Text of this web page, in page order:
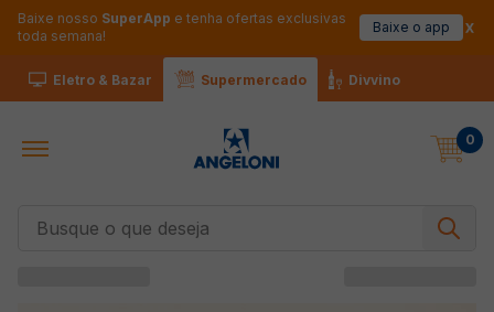
Baixe nosso SuperApp e tenha ofertas exclusivas
toda semana!
Baixe o app
Eletro & Bazar Supermercado Divvino
0